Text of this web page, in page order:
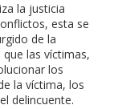
la justicia
esta se
de la
las víctimas,
los
la víctima, los
delincuente.